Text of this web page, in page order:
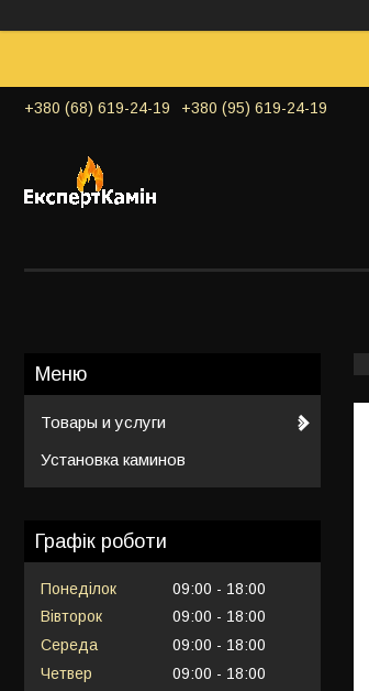
+380 (68) 619-24-19 +380 (95) 619-24-19
Товары и услуги
Установка каминов
Графік роботи
Понеділок 09:00
18:00
Вівторок
09:00
18:00
Середа
09:00
18:00
Четвер
09:00
18:00